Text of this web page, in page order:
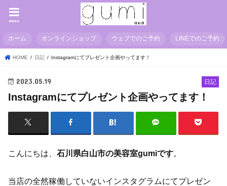
menu
ホーム オンラインショップ ウェブでのご予約 LINEでのご予約
HOME 日記 Instagramにてプレゼント企画やってます！
日記
2023.05.19
Instagramにてプレゼント企画やってます！
こんにちは、石川県白山市の美容室gumiです。
当店の全然稼働していないインスタグラムにてプレゼン